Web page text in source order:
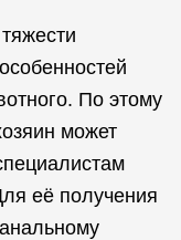
По этому
может
её получения